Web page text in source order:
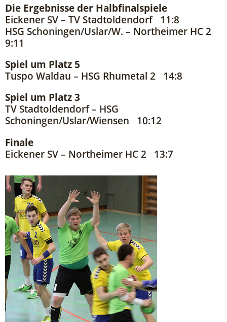
Die Ergebnisse der Halbfinalspiele
Eickener SV – TV Stadtoldendorf 11:8
HSG Schoningen/Uslar/W. – Northeimer HC 2
9:11
Spiel um Platz 5
Tuspo Waldau – HSG Rhumetal 2 14:8
Spiel um Platz 3
TV Stadtoldendorf – HSG
Schoningen/Uslar/Wiensen 10:12
Finale
Eickener SV – Northeimer HC 2 13:7